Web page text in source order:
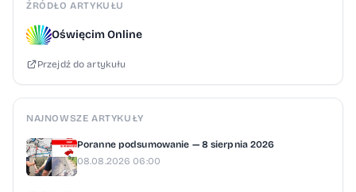
ponad 50 km/h, traci prawo jazdy na 3
miesiące. Jeśli w tym czasie ponownie
wsiądzie za kierownicę, kara wydłuża się
oznacza utratę uprawnień i konieczność
ponownego zdania egzaminu.Policja
przypomina również, że recydywiści płacą
ŹRÓDŁO ARTYKUŁU
Oświęcim Online
Przejdź do artykułu
NAJNOWSZE ARTYKUŁY
Poranne podsumowanie — 8 sierpnia 2026
08.08.2026 06:00